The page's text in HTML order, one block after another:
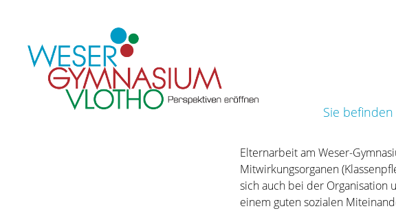
Sie
Elternarbeit am Weser-
Mitwirkungsorganen
sich auch bei der Organisation
einem guten sozialen